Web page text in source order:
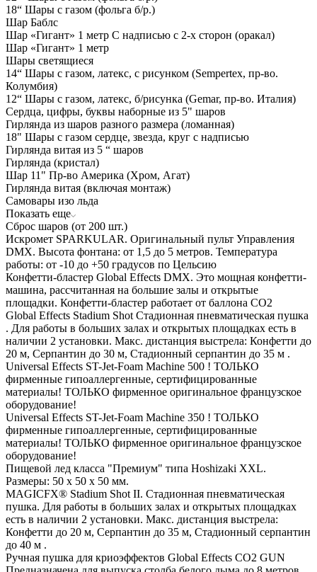
18“ Шары с газом (фольга б/р.)
Шар Баблс
Шар «Гигант» 1 метр С надписью с 2-х сторон (оракал)
Шар «Гигант» 1 метр
Шары светящиеся
14“ Шары с газом, латекс, с рисунком (Sempertex, пр-во.
Колумбия)
12“ Шары с газом, латекс, б/рисунка (Gemar, пр-во. Италия)
Сердца, цифры, буквы наборные из 5" шаров
Гирлянда из шаров разного размера (ломанная)
18" Шары с газом сердце, звезда, круг с надписью
Гирлянда витая из 5 “ шаров
Гирлянда (кристал)
Шар 11" Пр-во Америка (Хром, Агат)
Гирлянда витая (включая монтаж)
Самовары изо льда
Показать еще
Сброс шаров (от 200 шт.)
Искромет SPARKULAR. Оригинальный пульт Управления
DMX. Высота фонтана: от 1,5 до 5 метров. Температура
работы: от -10 до +50 градусов по Цельсию
Конфетти-бластер Global Effects DMX. Это мощная конфетти-
машина, рассчитанная на большие залы и открытые
площадки. Конфетти-бластер работает от баллона СО2
Global Effects Stadium Shot Стадионная пневматическая пушка
. Для работы в больших залах и открытых площадках есть в
наличии 2 установки. Макс. дистанция выстрела: Конфетти до
20 м, Серпантин до 30 м, Стадионный серпантин до 35 м .
Universal Effects ST-Jet-Foam Machine 500 ! ТОЛЬКО
фирменные гипоаллергенные, сертифицированные
материалы! ТОЛЬКО фирменное оригинальное французское
оборудование!
Universal Effects ST-Jet-Foam Machine 350 ! ТОЛЬКО
фирменные гипоаллергенные, сертифицированные
материалы! ТОЛЬКО фирменное оригинальное французское
оборудование!
Пищевой лед класса "Премиум" типа Hoshizaki XXL.
Размеры: 50 х 50 х 50 мм.
MAGICFX® Stadium Shot II. Стадионная пневматическая
пушка. Для работы в больших залах и открытых площадках
есть в наличии 2 установки. Макс. дистанция выстрела:
Конфетти до 20 м, Серпантин до 35 м, Стадионный серпантин
до 40 м .
Ручная пушка для криоэффектов Global Effects CO2 GUN